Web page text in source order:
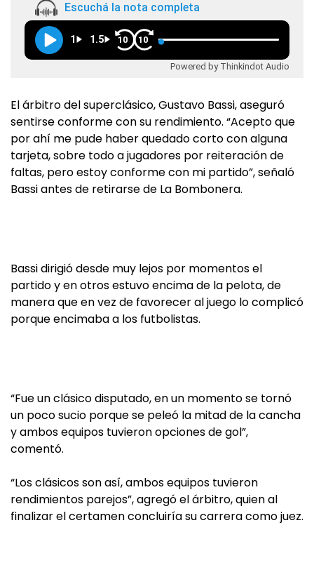
Escuchá la nota completa
1 1.5 10 10
Powered by Thinkindot Audio
El árbitro del superclásico, Gustavo Bassi, aseguró
sentirse conforme con su rendimiento. “Acepto que
por ahí me pude haber quedado corto con alguna
tarjeta, sobre todo a jugadores por reiteración de
faltas, pero estoy conforme con mi partido”, señaló
Bassi antes de retirarse de La Bombonera.
Bassi dirigió desde muy lejos por momentos el
partido y en otros estuvo encima de la pelota, de
manera que en vez de favorecer al juego lo complicó
porque encimaba a los futbolistas.
“Fue un clásico disputado, en un momento se tornó
un poco sucio porque se peleó la mitad de la cancha
y ambos equipos tuvieron opciones de gol”,
comentó.
“Los clásicos son así, ambos equipos tuvieron
rendimientos parejos”, agregó el árbitro, quien al
finalizar el certamen concluiría su carrera como juez.